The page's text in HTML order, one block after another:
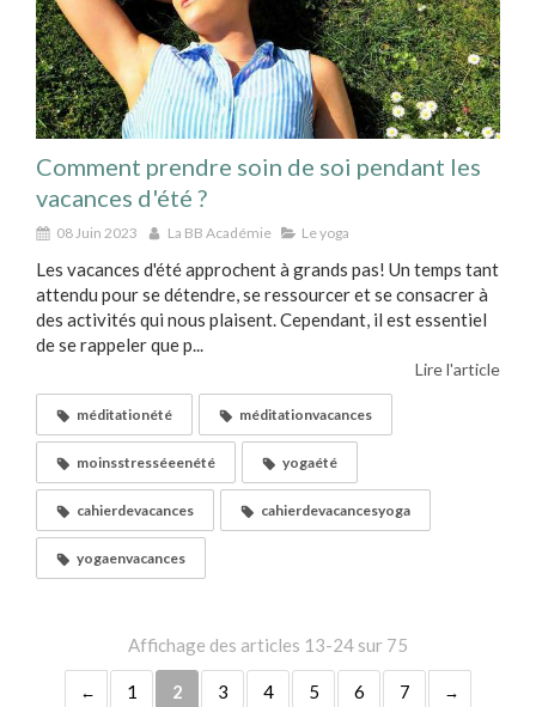
Comment prendre soin de soi pendant les
vacances d'été ?
08 Juin 2023 La BB Académie Le yoga
Les vacances d'été approchent à grands pas! Un temps tant
attendu pour se détendre, se ressourcer et se consacrer à
des activités qui nous plaisent. Cependant, il est essentiel
de se rappeler que p...
Lire l'article
méditationété méditationvacances
moinsstresséeenété yogaété
cahierdevacances cahierdevacancesyoga
yogaenvacances
Affichage des articles 13-24 sur 75
1 2 3 4 5 6 7